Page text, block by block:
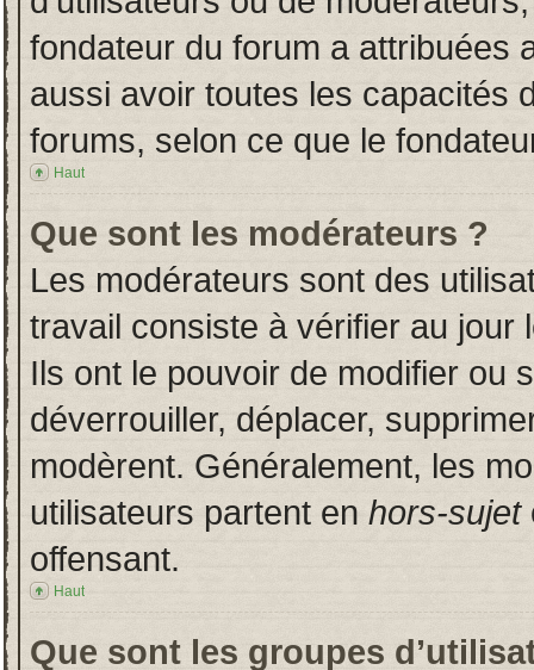
fondateur du forum a attribuées
aussi avoir toutes les capacités
forums, selon ce que le
Haut
Que sont les modérateurs ?
Les modérateurs sont des
travail consiste à vérifier au jour
Ils ont le pouvoir de modifier ou
déverrouiller, déplacer,
modèrent. Généralement, les
utilisateurs partent en hors-sujet
offensant.
Haut
Que sont les groupes